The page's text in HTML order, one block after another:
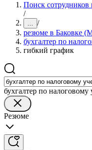
Поиск сотрудников
/
... /
резюме в Баковке
бухгалтер по
гибкий график
бухгалтер по налоговому
Резюме